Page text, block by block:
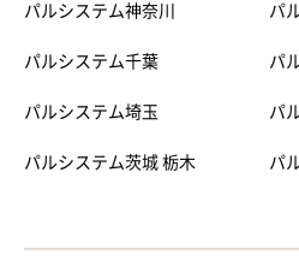
パルシステム神奈川
パルシステム千葉
パルシステム埼玉
パルシステム茨城 栃木
パ
パ
パ
パ